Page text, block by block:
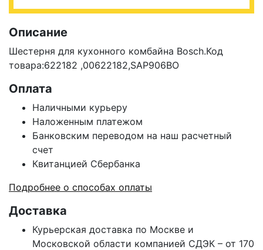
Описание
Шестерня для кухонного комбайна Bosch.Код
товара:622182 ,00622182,SAP906BO
Оплата
Наличными курьеру
Наложенным платежом
Банковским переводом на наш расчетный
счет
Квитанцией Сбербанка
Подробнее о способах оплаты
Доставка
Курьерская доставка по Москве и
Московской области компанией СДЭК – от 170